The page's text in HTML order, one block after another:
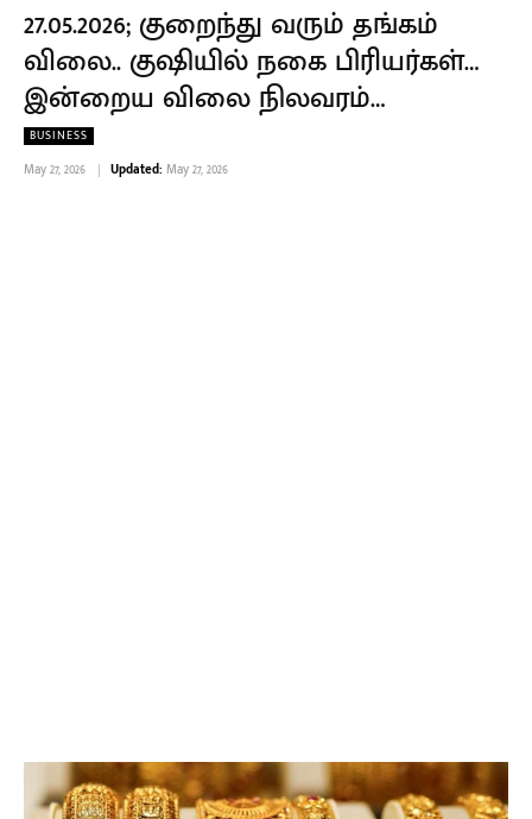
27.05.2026; குறைந்து வரும் தங்கம்
விலை.. குஷியில் நகை பிரியர்கள்…
இன்றைய விலை நிலவரம்…
BUSINESS
May 27, 2026 Updated: May 27, 2026